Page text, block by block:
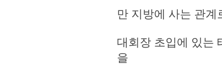
만 지방에 사는 관
대회장 초입에 있는
을